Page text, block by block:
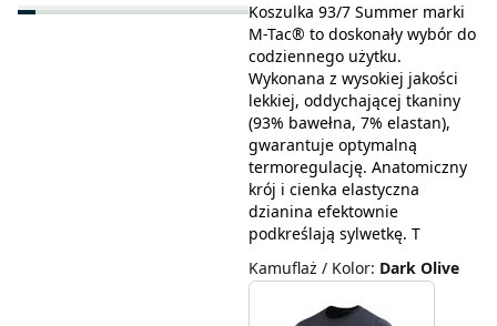
Koszulka 93/7 Summer marki
M-Tac® to doskonały wybór do
codziennego użytku.
Wykonana z wysokiej jakości
lekkiej, oddychającej tkaniny
(93% bawełna, 7% elastan),
gwarantuje optymalną
termoregulację. Anatomiczny
krój i cienka elastyczna
dzianina efektownie
podkreślają sylwetkę. T
Kamuflaż / Kolor: Dark Olive